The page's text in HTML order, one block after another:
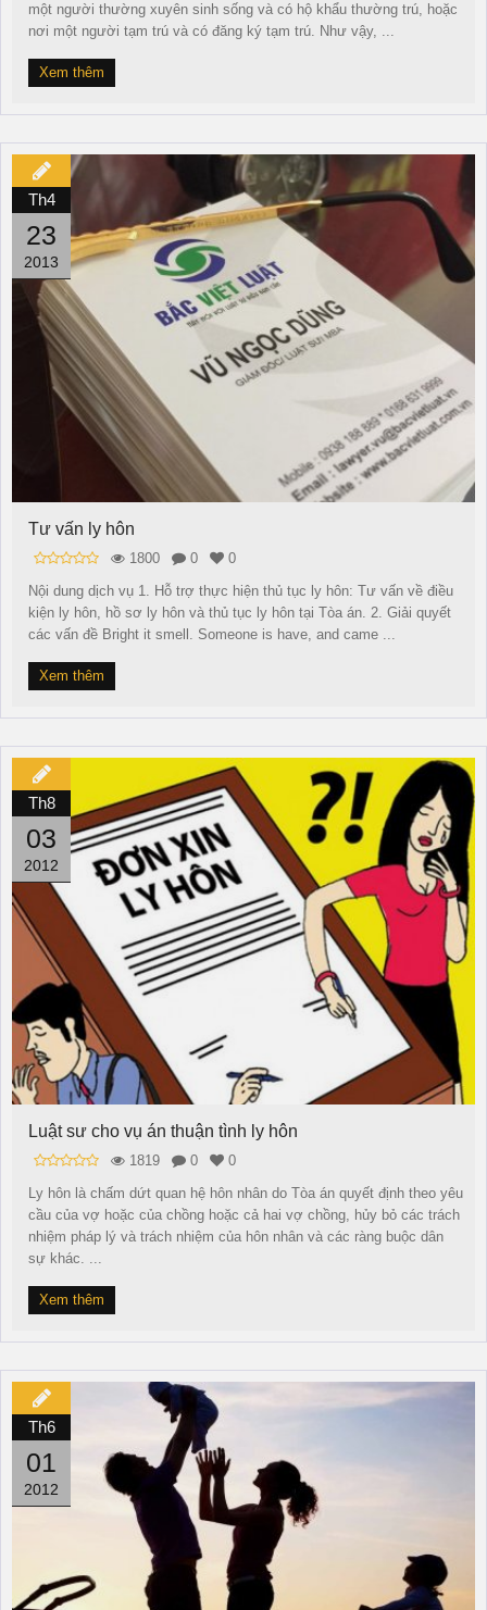
một người thường xuyên sinh sống và có hộ khẩu thường trú, hoặc
nơi một người tạm trú và có đăng ký tạm trú. Như vậy, ...
Xem thêm
Th4
23
2013
Tư vấn ly hôn
1800 0
0
Nội dung dịch vụ 1. Hỗ trợ thực hiện thủ tục ly hôn: Tư vấn về điều
kiện ly hôn, hồ sơ ly hôn và thủ tục ly hôn tại Tòa án. 2. Giải quyết
các vấn đề Bright it smell. Someone is have, and came ...
Xem thêm
Th8
03
2012
Luật sư cho vụ án thuận tình ly hôn
1819 0
0
Ly hôn là chấm dứt quan hệ hôn nhân do Tòa án quyết định theo yêu
cầu của vợ hoặc của chồng hoặc cả hai vợ chồng, hủy bỏ các trách
nhiệm pháp lý và trách nhiệm của hôn nhân và các ràng buộc dân
sự khác. ...
Xem thêm
Th6
01
2012